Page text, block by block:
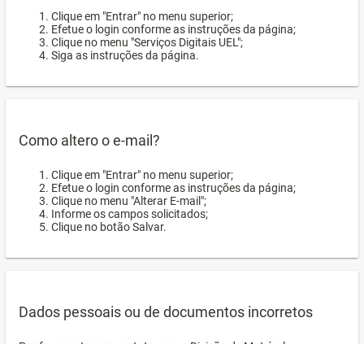
Clique em "Entrar" no menu superior;
Efetue o login conforme as instruções da página;
Clique no menu "Serviços Digitais UEL";
Siga as instruções da página.
Como altero o e-mail?
Clique em "Entrar" no menu superior;
Efetue o login conforme as instruções da página;
Clique no menu "Alterar E-mail";
Informe os campos solicitados;
Clique no botão Salvar.
Dados pessoais ou de documentos incorretos